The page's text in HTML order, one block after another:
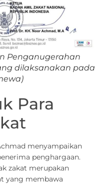
Penganugerahan
dilaksanakan pada
Para
menyampaikan
penghargaan.
zakat merupakan
yang membawa